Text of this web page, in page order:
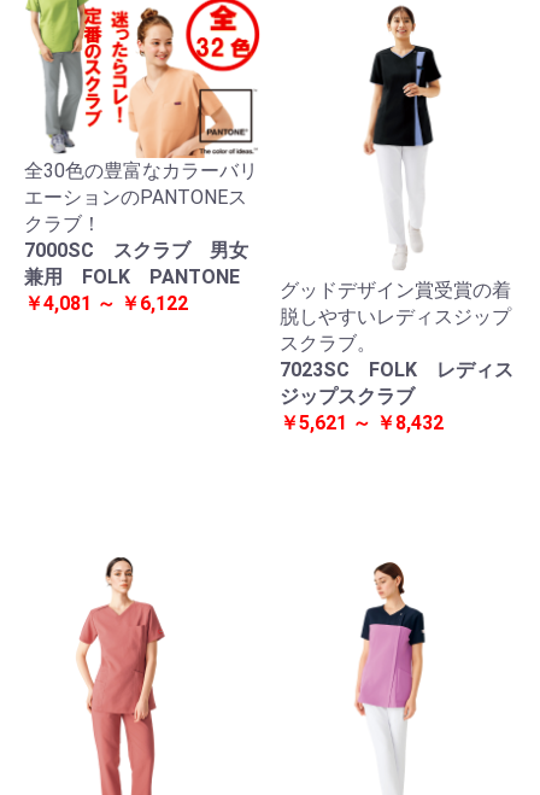
全30色の豊富なカラーバリ
エーションのPANTONEス
クラブ！
7000SC スクラブ 男女
兼用 FOLK PANTONE
￥4,081 ～ ￥6,122
グッドデザイン賞受賞の着
脱しやすいレディスジップ
スクラブ。
7023SC FOLK レディス
ジップスクラブ
￥5,621 ～ ￥8,432